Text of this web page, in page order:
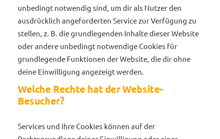
unbedingt notwendig sind, um dir als Nutzer den
ausdrücklich angeforderten Service zur Verfügung zu
stellen, z. B. die grundlegenden Inhalte dieser Website
oder andere unbedingt notwendige Cookies für
grundlegende Funktionen der Website, die dir ohne
deine Einwilligung angezeigt werden.
Welche Rechte hat der Website-
Besucher?
Services und ihre Cookies können auf der